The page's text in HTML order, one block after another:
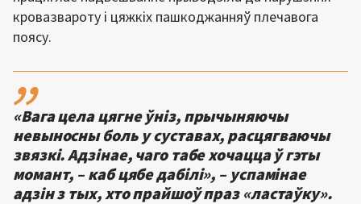
кровазвароту і цяжкіх пашкоджанняў плечавога
поясу.
,,
«Вага цела цягне ўніз, прычыняючы
невыносны боль у суставах, расцягваючы
звязкі. Адзінае, чаго табе хочацца ў гэты
момант, – каб цябе дабілі», – успамінае
адзін з тых, хто прайшоў праз «ластаўку».